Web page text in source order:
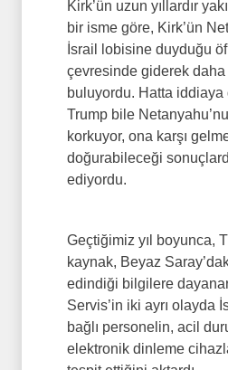
Kirk’ün uzun yıllardır
bir isme göre, Kirk’ün
İsrail lobisine duyduğu
çevresinde giderek daha
buluyordu. Hatta iddiaya
Trump bile
korkuyor, ona karşı
doğurabileceği
ediyordu.
Geçtiğimiz yıl boyunca,
kaynak, Beyaz
edindiği bilgilere
Servis’in iki ayrı olayda
bağlı personelin, acil
elektronik dinleme